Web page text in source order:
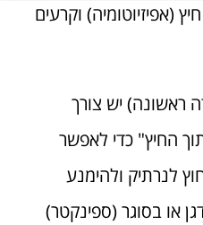
(אפיזיוטומיה) וקרעים
ראשונה) יש צורך
החיץ" כדי לאפשר
לנרתיק ולהימנע
או בסוגר (ספינקטר)